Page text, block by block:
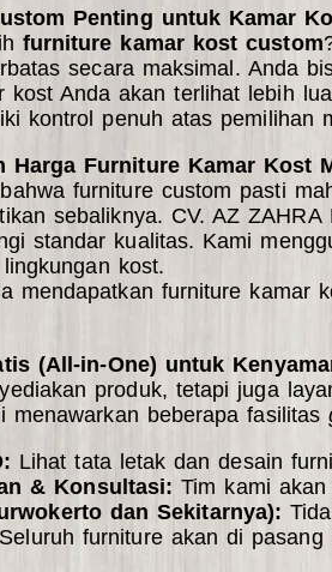
Penting untuk Kamar
furniture kamar kost custom
secara maksimal. Anda
kost Anda akan terlihat lebih
kontrol penuh atas pemilihan
Harga Furniture Kamar Kost
furniture custom pasti
sebaliknya. CV. AZ
standar kualitas. Kami
kost.
mendapatkan furniture kamar
(All-in-One) untuk
produk, tetapi juga
menawarkan beberapa fasilitas
Lihat tata letak dan desain
& Konsultasi: Tim kami
dan Sekitarnya):
Seluruh furniture akan di